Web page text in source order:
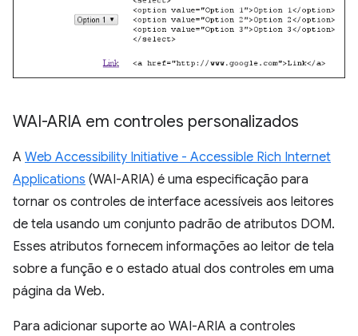
WAI-ARIA em controles personalizados
A Web Accessibility Initiative - Accessible Rich Internet
Applications (WAI-ARIA) é uma especificação para
tornar os controles de interface acessíveis aos leitores
de tela usando um conjunto padrão de atributos DOM.
Esses atributos fornecem informações ao leitor de tela
sobre a função e o estado atual dos controles em uma
página da Web.
Para adicionar suporte ao WAI-ARIA a controles